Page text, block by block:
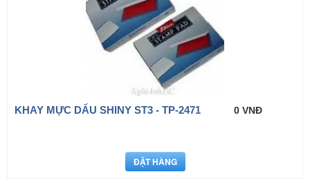
KHAY MỰC DẤU SHINY ST3 - TP-2471 0 VNĐ